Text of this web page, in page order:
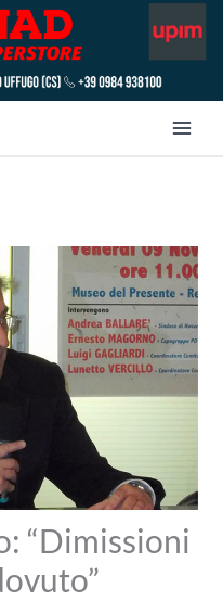
“Dimissioni